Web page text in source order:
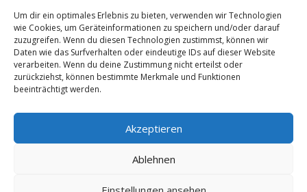
Um dir ein optimales Erlebnis zu bieten, verwenden wir Technologien
wie Cookies, um Geräteinformationen zu speichern und/oder darauf
zuzugreifen. Wenn du diesen Technologien zustimmst, können wir
Daten wie das Surfverhalten oder eindeutige IDs auf dieser Website
verarbeiten. Wenn du deine Zustimmung nicht erteilst oder
zurückziehst, können bestimmte Merkmale und Funktionen
beeinträchtigt werden.
Akzeptieren
Ablehnen
Folgen Folgen